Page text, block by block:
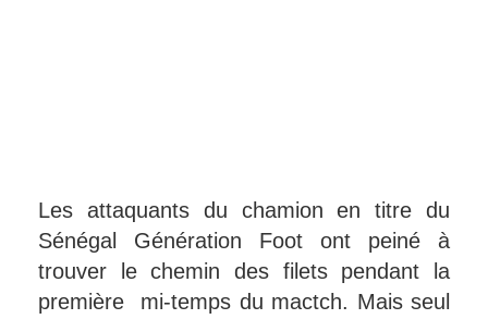
Les attaquants du chamion en titre du
Sénégal Génération Foot ont peiné à
trouver le chemin des filets pendant la
première mi-temps du mactch. Mais seul